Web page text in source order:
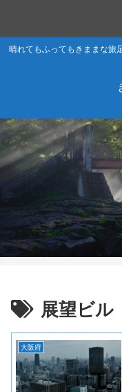
晴れてもふってもきままな旅
展望ビル
大阪府